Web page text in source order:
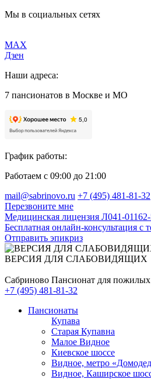
Мы в социальных сетях
MAX
Дзен
Наши адреса:
7 пансионатов в Москве и МО
График работы:
Работаем с 09:00 до 21:00
mail@sabrinovo.ru +7 (495) 481-81-32
Перезвоните мне
Медицинская лицензия Л041-
Бесплатная онлайн-консультация с
Отправить эпикриз
ВЕРСИЯ ДЛЯ СЛАБОВИДЯЩИХ
Сабриново Пансионат для
+7 (495) 481-81-32
Пансионаты
Купава
Старая Купавна
Малое Видное
Киевское шоссе
Видное, метро
Видное, Каширское